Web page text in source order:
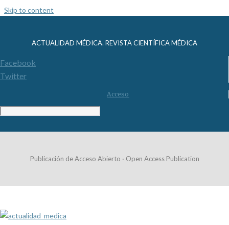
Skip to content
ACTUALIDAD MÉDICA. REVISTA CIENTÍFICA MÉDICA
Facebook
Twitter
Acceso
Publicación de Acceso Abierto · Open Access Publication